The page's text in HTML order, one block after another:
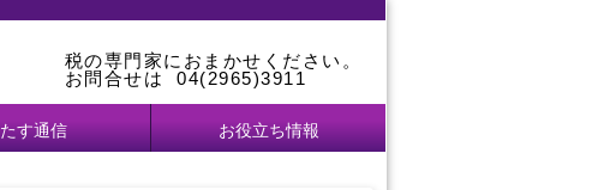
税の専門家におまかせください。
お問合せは 04(2965)3911
たす通信 お役立ち情報